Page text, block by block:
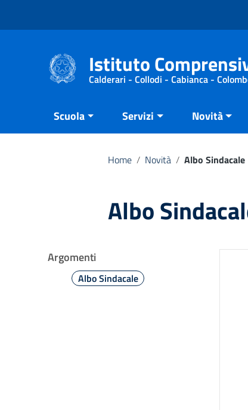
Istituto
Calderari - Collodi - Cabianca -
Scuola Servizi Novità
Home / Novità / Albo Sindacale
Albo
Argomenti
Albo Sindacale